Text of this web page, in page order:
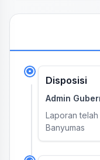
Disposisi
Admin
Laporan
Banyumas